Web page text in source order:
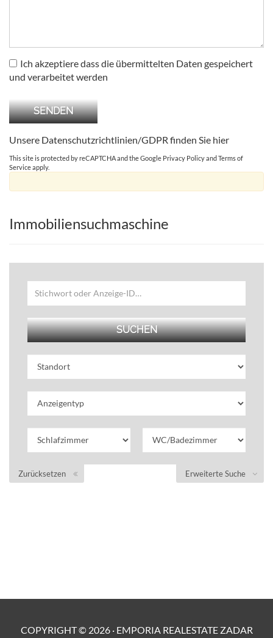
Ich akzeptiere dass die übermittelten Daten gespeichert
und verarbeitet werden
Unsere Datenschutzrichtlinien/GDPR finden Sie hier
This site is protected by reCAPTCHA and the Google Privacy Policy andTerms of
Service apply.
Immobiliensuchmaschine
Erweiterte Suche
Zurücksetzen
COPYRIGHT © 2026· EMPORIA REALESTATE ZADAR